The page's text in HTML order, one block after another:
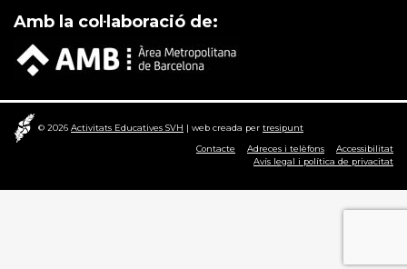
Amb la col·laboració de:
© 2026 Activitats Educatives SVH | web creada per tresipunt
Contacte Adreces i telèfons
Accessibilitat
Avís legal i política de privacitat